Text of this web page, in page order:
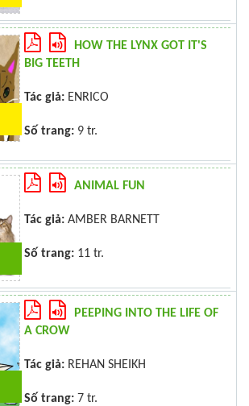
HOW THE LYNX GOT IT'S
BIG TEETH
Tác giả: ENRICO
Số trang: 9 tr.
ANIMAL FUN
Tác giả: AMBER BARNETT
Số trang: 11 tr.
PEEPING INTO THE LIFE OF
A CROW
Tác giả: REHAN SHEIKH
Số trang: 7 tr.